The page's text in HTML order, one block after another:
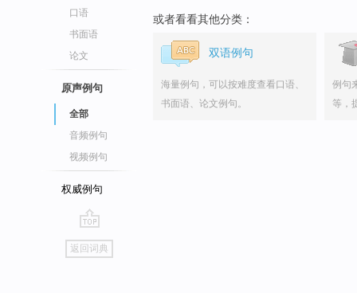
口语
书面语
论文
原声例句
全部
音频例句
视频例句
权威例句
go
top
返回词典
或者看看其他分类：
双语例句
海量例句，可以按难度查看口语、
书面语、论文例句。
例句
等，